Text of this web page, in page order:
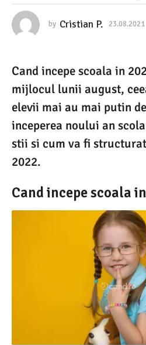
8
0
2
1
2
3
.
0
8
by Cristian P. 23.08.2021
2
Cand incepe scoala in
mijlocul lunii august,
elevii mai au mai putin
inceperea noului an
stii si cum va fi
2022.
Cand incepe scoala